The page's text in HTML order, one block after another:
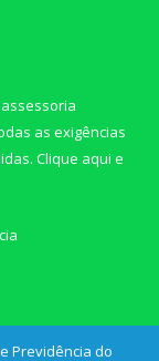
as exigências
Clique aqui e
Previdência do